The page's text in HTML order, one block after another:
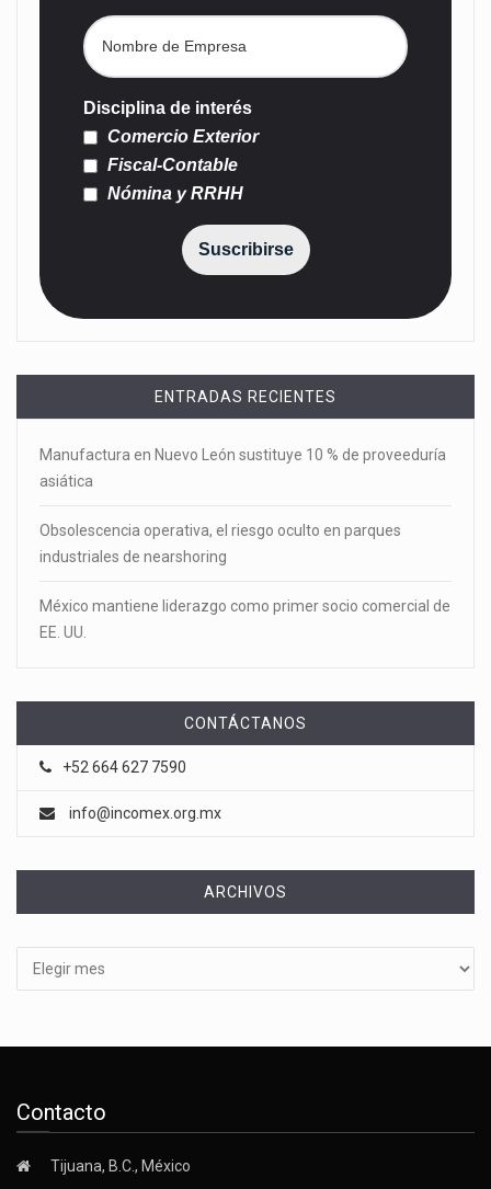
Disciplina de interés
Comercio Exterior
Fiscal-Contable
Nómina y RRHH
Suscribirse
ENTRADAS RECIENTES
Manufactura en Nuevo León sustituye 10 % de proveeduría
asiática
Obsolescencia operativa, el riesgo oculto en parques
industriales de nearshoring
México mantiene liderazgo como primer socio comercial de
EE. UU.
CONTÁCTANOS
+52 664 627 7590
info@incomex.org.mx
ARCHIVOS
Contacto
Tijuana, B.C., México